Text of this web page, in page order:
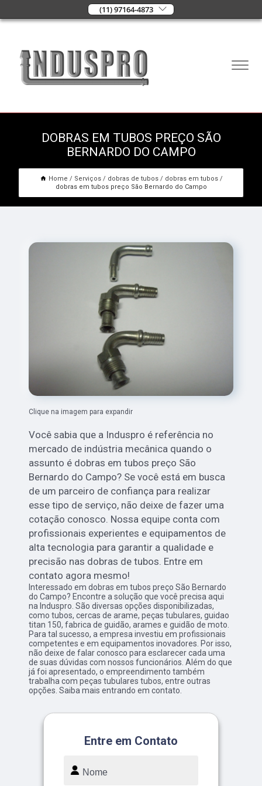
(11) 97164-4873
DOBRAS EM TUBOS PREÇO SÃO
BERNARDO DO CAMPO
Home Serviços dobras de tubos
dobras em tubos
dobras em tubos preço São Bernardo do Campo
Clique na imagem para expandir
Você sabia que a Induspro é referência no
mercado de indústria mecânica quando o
assunto é dobras em tubos preço São
Bernardo do Campo? Se você está em busca
de um parceiro de confiança para realizar
esse tipo de serviço, não deixe de fazer uma
cotação conosco. Nossa equipe conta com
profissionais experientes e equipamentos de
alta tecnologia para garantir a qualidade e
precisão nas dobras de tubos. Entre em
contato agora mesmo!
Interessado em dobras em tubos preço São Bernardo
do Campo? Encontre a solução que você precisa aqui
na Induspro. São diversas opções disponibilizadas,
como tubos, cercas de arame, peças tubulares, guidao
titan 150, fabrica de guidão, arames e guidão de moto.
Para tal sucesso, a empresa investiu em profissionais
competentes e em equipamentos inovadores. Por isso,
não deixe de falar conosco para esclarecer cada uma
de suas dúvidas com nossos funcionários. Além do que
já foi apresentado, o empreendimento também
trabalha com peças tubulares tubos, entre outras
opções. Saiba mais entrando em contato.
Entre em Contato